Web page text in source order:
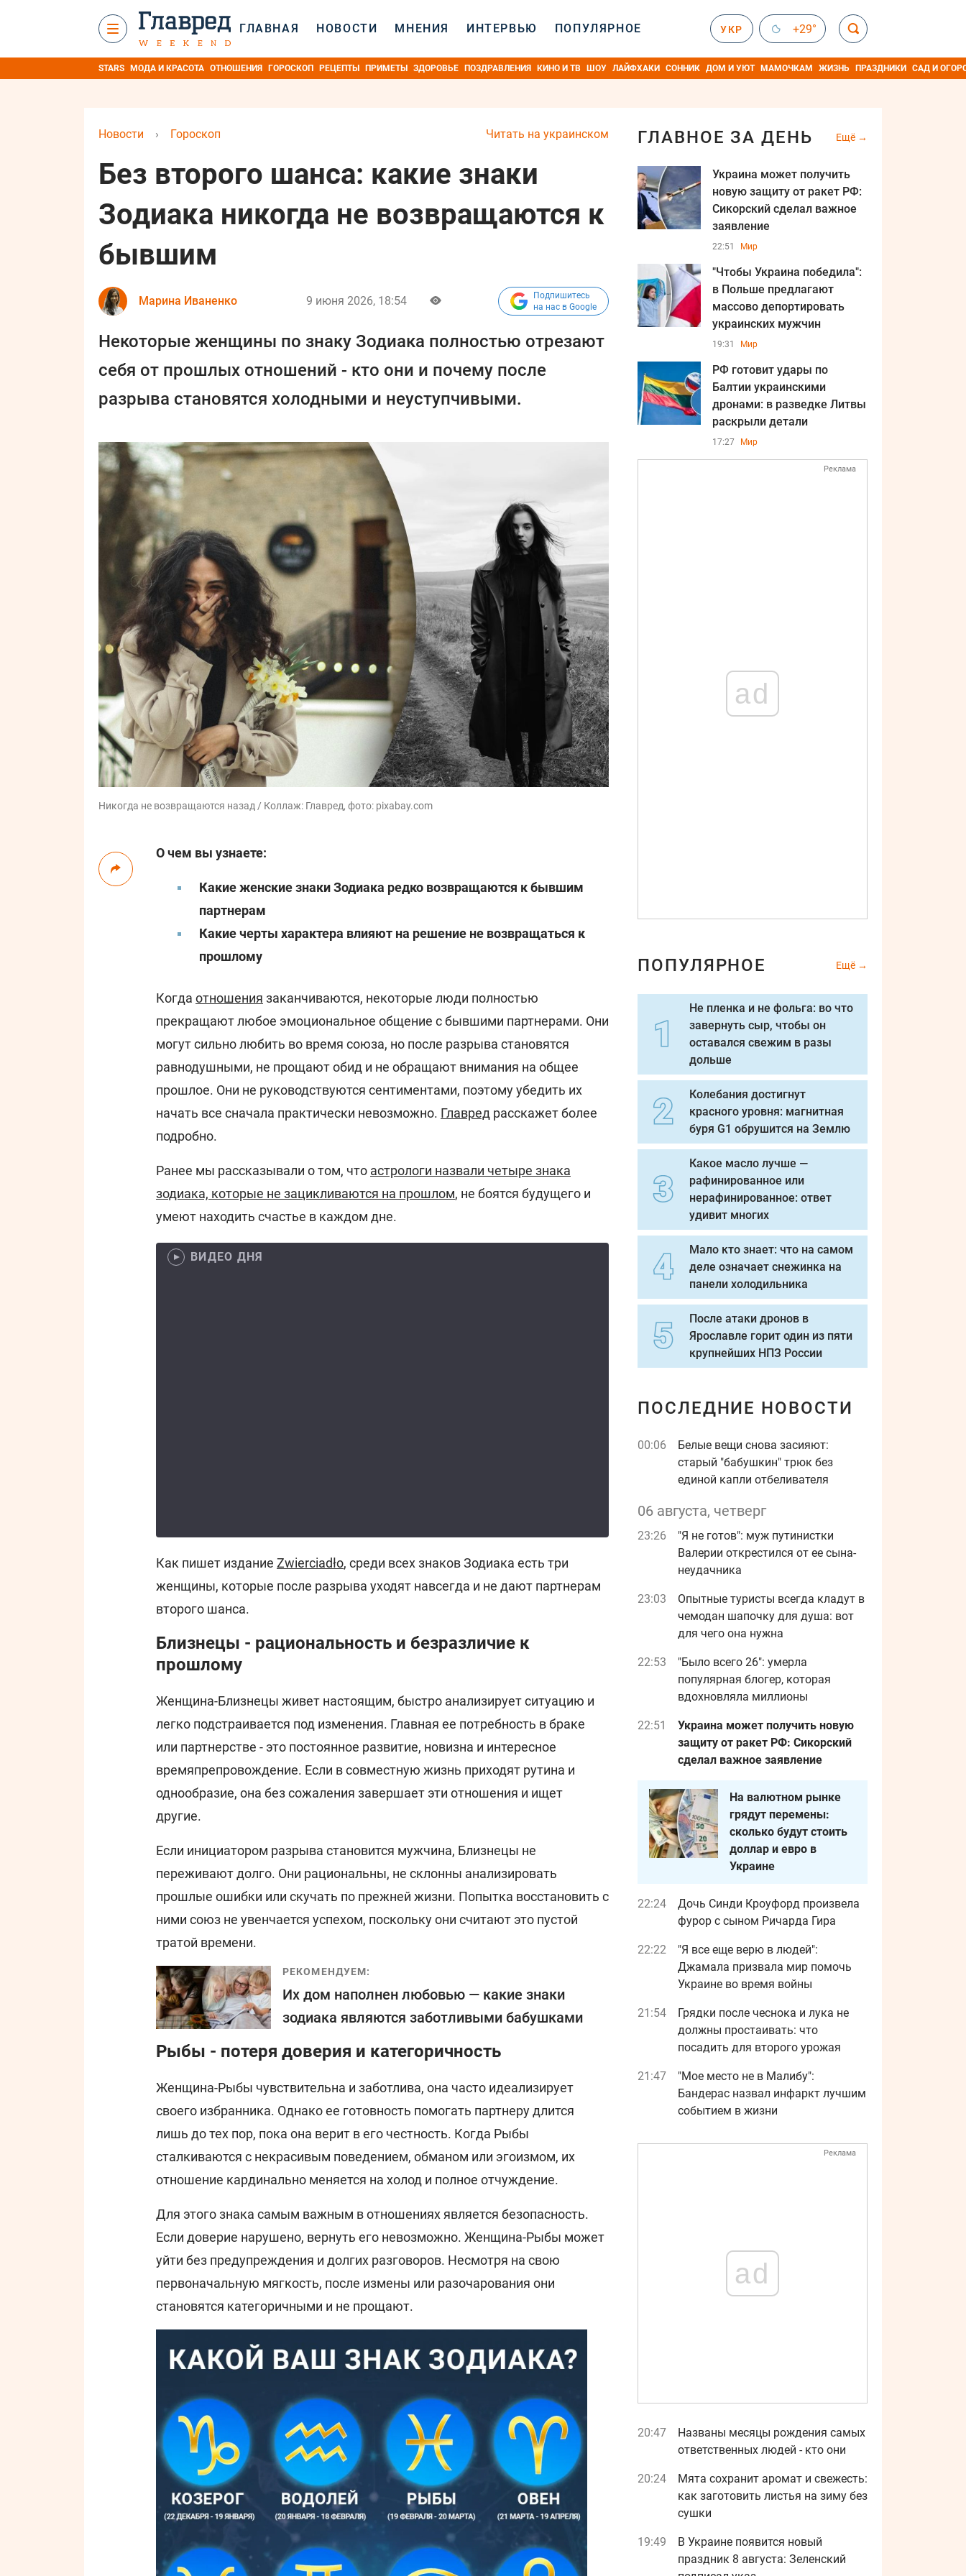
ГЛАВНАЯ НОВОСТИ МНЕНИЯ ИНТЕРВЬЮ ПОПУЛЯРНОЕ УКР +29°
STARS МОДА И КРАСОТА ОТНОШЕНИЯ ГОРОСКОП РЕЦЕПТЫ ПРИМЕТЫ ЗДОРОВЬЕ ПОЗДРАВЛЕНИЯ КИНО И ТВ ШОУ ЛАЙФХАКИ СОННИК ДОМ И УЮТ МАМОЧКАМ ЖИЗНЬ ПРАЗДНИКИ САД И
Читать на украинском
Новости › Гороскоп
Без второго шанса: какие знаки
Зодиака никогда не возвращаются к
бывшим
Марина Иваненко 9 июня 2026, 18:54
Подпишитесь
на нас в Google
Некоторые женщины по знаку Зодиака полностью отрезают
себя от прошлых отношений - кто они и почему после
разрыва становятся холодными и неуступчивыми.
Никогда не возвращаются назад / Коллаж: Главред, фото: pixabay.com
О чем вы узнаете:
Какие женские знаки Зодиака редко возвращаются к бывшим
партнерам
Какие черты характера влияют на решение не возвращаться к
прошлому
Когда отношения заканчиваются, некоторые люди полностью
прекращают любое эмоциональное общение с бывшими партнерами. Они
могут сильно любить во время союза, но после разрыва становятся
равнодушными, не прощают обид и не обращают внимания на общее
прошлое. Они не руководствуются сентиментами, поэтому убедить их
начать все сначала практически невозможно. Главред расскажет более
подробно.
Ранее мы рассказывали о том, что астрологи назвали четыре знака
зодиака, которые не зацикливаются на прошлом, не боятся будущего и
умеют находить счастье в каждом дне.
ВИДЕО ДНЯ
Как пишет издание Zwierciadło, среди всех знаков Зодиака есть три
женщины, которые после разрыва уходят навсегда и не дают партнерам
второго шанса.
Близнецы - рациональность и безразличие к
прошлому
Женщина-Близнецы живет настоящим, быстро анализирует ситуацию и
легко подстраивается под изменения. Главная ее потребность в браке
или партнерстве - это постоянное развитие, новизна и интересное
времяпрепровождение. Если в совместную жизнь приходят рутина и
однообразие, она без сожаления завершает эти отношения и ищет
другие.
Если инициатором разрыва становится мужчина, Близнецы не
переживают долго. Они рациональны, не склонны анализировать
прошлые ошибки или скучать по прежней жизни. Попытка восстановить с
ними союз не увенчается успехом, поскольку они считают это пустой
тратой времени.
РЕКОМЕНДУЕМ:
Их дом наполнен любовью — какие знаки
зодиака являются заботливыми бабушками
Рыбы - потеря доверия и категоричность
Женщина-Рыбы чувствительна и заботлива, она часто идеализирует
своего избранника. Однако ее готовность помогать партнеру длится
лишь до тех пор, пока она верит в его честность. Когда Рыбы
сталкиваются с некрасивым поведением, обманом или эгоизмом, их
отношение кардинально меняется на холод и полное отчуждение.
Для этого знака самым важным в отношениях является безопасность.
Если доверие нарушено, вернуть его невозможно. Женщина-Рыбы может
уйти без предупреждения и долгих разговоров. Несмотря на свою
первоначальную мягкость, после измены или разочарования они
становятся категоричными и не прощают.
ГЛАВНОЕ ЗА ДЕНЬ Ещё
Украина может получить
новую защиту от ракет РФ:
Сикорский сделал важное
заявление
22:51 Мир
"Чтобы Украина победила":
в Польше предлагают
массово депортировать
украинских мужчин
19:31 Мир
РФ готовит удары по
Балтии украинскими
дронами: в разведке Литвы
раскрыли детали
17:27 Мир
Реклама
ad
ПОПУЛЯРНОЕ Ещё
Не пленка и не фольга: во что
завернуть сыр, чтобы он
оставался свежим в разы
дольше
Колебания достигнут
красного уровня: магнитная
буря G1 обрушится на Землю
Какое масло лучше —
рафинированное или
нерафинированное: ответ
удивит многих
Мало кто знает: что на самом
деле означает снежинка на
панели холодильника
После атаки дронов в
Ярославле горит один из пяти
крупнейших НПЗ России
ПОСЛЕДНИЕ НОВОСТИ
00:06
Белые вещи снова засияют:
старый "бабушкин" трюк без
единой капли отбеливателя
06 августа, четверг
23:26
"Я не готов": муж путинистки
Валерии открестился от ее сына-
неудачника
23:03
Опытные туристы всегда кладут в
чемодан шапочку для душа: вот
для чего она нужна
22:53
"Было всего 26": умерла
популярная блогер, которая
вдохновляла миллионы
22:51
Украина может получить новую
защиту от ракет РФ: Сикорский
сделал важное заявление
На валютном рынке
грядут перемены:
сколько будут стоить
доллар и евро в
Украине
22:24
Дочь Синди Кроуфорд произвела
фурор с сыном Ричарда Гира
22:22
"Я все еще верю в людей":
Джамала призвала мир помочь
Украине во время войны
21:54
Грядки после чеснока и лука не
должны простаивать: что
посадить для второго урожая
21:47
"Мое место не в Малибу":
Бандерас назвал инфаркт лучшим
событием в жизни
Реклама
ad
20:47
Названы месяцы рождения самых
ответственных людей - кто они
20:24
Мята сохранит аромат и свежесть:
как заготовить листья на зиму без
сушки
19:49
В Украине появится новый
праздник 8 августа: Зеленский